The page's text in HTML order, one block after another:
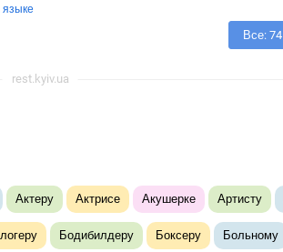
языке
Все: 74
rest.kyiv.ua
Актеру Актрисе Акушерке Артисту
Бодибилдеру Боксеру Больному